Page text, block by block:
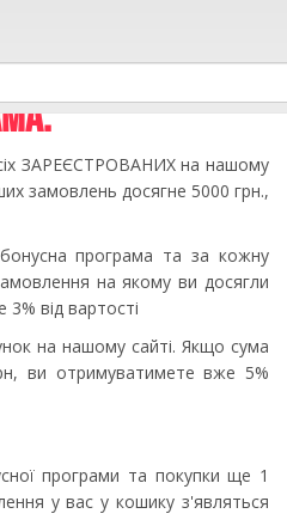
ЗАРЕЄСТРОВАНИХ на нашому
замовлень досягне 5000 грн.,
програма та за кожну
на якому ви досягли
від вартості
на нашому сайті. Якщо сума
ви отримуватимете вже 5%
програми та покупки ще 1
у вас у кошику з'являться